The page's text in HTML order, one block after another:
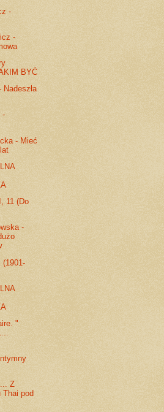
-
-
BYĆ
Nadeszła
-
- Mieć
11 (Do
-
(1901-
"
Z
Thai pod